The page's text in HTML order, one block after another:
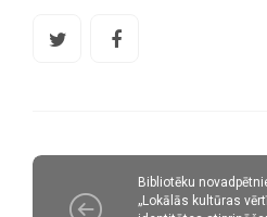
Bibliotēku
„Lokālās kultūras